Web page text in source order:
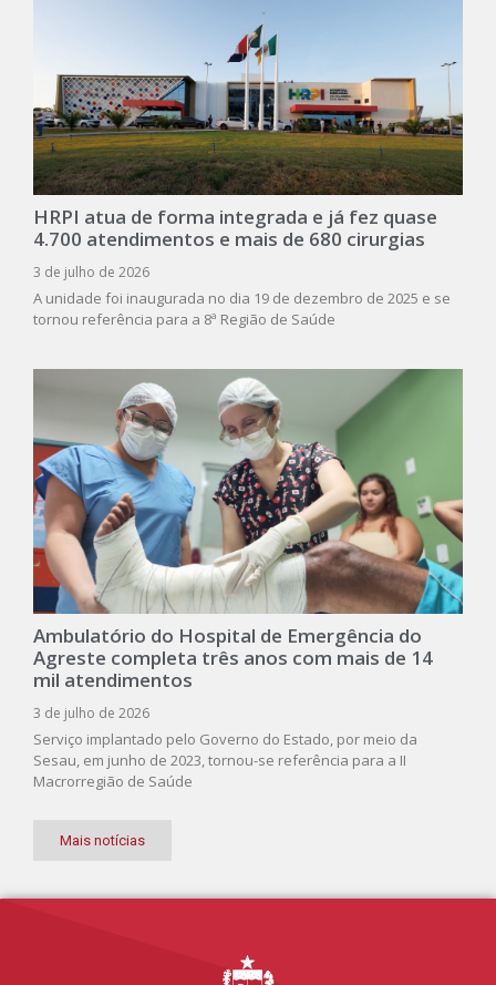
HRPI atua de forma integrada e já fez quase
4.700 atendimentos e mais de 680 cirurgias
3 de julho de 2026
A unidade foi inaugurada no dia 19 de dezembro de 2025 e se
tornou referência para a 8ª Região de Saúde
Ambulatório do Hospital de Emergência do
Agreste completa três anos com mais de 14
mil atendimentos
3 de julho de 2026
Serviço implantado pelo Governo do Estado, por meio da
Sesau, em junho de 2023, tornou-se referência para a II
Macrorregião de Saúde
Mais notícias